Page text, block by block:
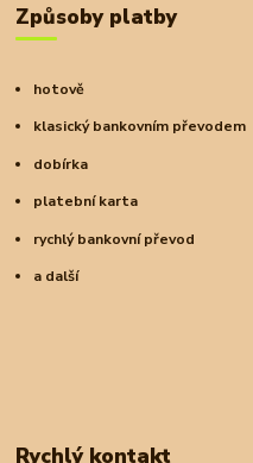
Způsoby platby
hotově
klasický bankovním převodem
dobírka
platební karta
rychlý bankovní převod
a další
Rychlý kontakt